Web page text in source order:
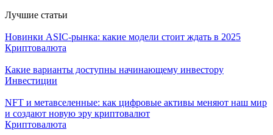
Лучшие статьи
Новинки ASIC-рынка: какие модели стоит ждать в 2025
Криптовалюта
Какие варианты доступны начинающему инвестору
Инвестиции
NFT и метавселенные: как цифровые активы меняют наш мир
и создают новую эру криптовалют
Криптовалюта